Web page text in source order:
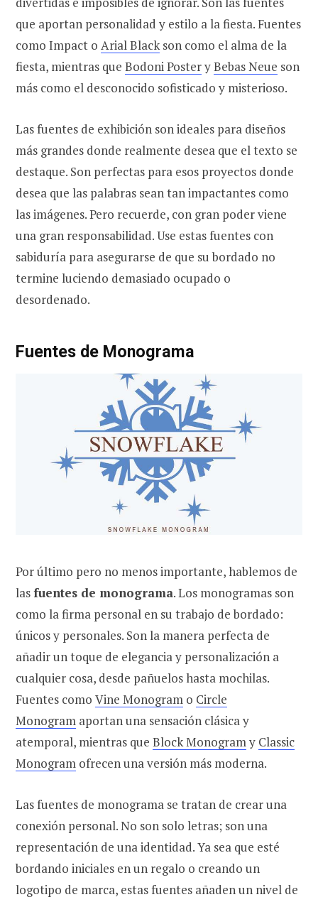
que aportan personalidad y estilo a la fiesta. Fuentes
como Impact o Arial Black son como el alma de la
fiesta, mientras que Bodoni PosteryBebas Neue son
más como el desconocido sofisticado y misterioso.
Las fuentes de exhibición son ideales para diseños
más grandes donde realmente desea que el texto se
destaque. Son perfectas para esos proyectos donde
desea que las palabras sean tan impactantes como
las imágenes. Pero recuerde, con gran poder viene
una gran responsabilidad. Use estas fuentes con
sabiduría para asegurarse de que su bordado no
termine luciendo demasiado ocupado o
desordenado.
Fuentes de Monograma
Por último pero no menos importante, hablemos de
lasfuentes de monograma. Los monogramas son
como la firma personal en su trabajo de bordado:
únicos y personales. Son la manera perfecta de
añadir un toque de elegancia y personalización a
cualquier cosa, desde pañuelos hasta mochilas.
Fuentes como Vine Monogram o Circle
Monogram aportan una sensación clásica y
atemporal, mientras que Block Monogramy Classic
Monogram ofrecen una versión más moderna.
Las fuentes de monograma se tratan de crear una
conexión personal. No son solo letras; son una
representación de una identidad. Ya sea que esté
bordando iniciales en un regalo o creando un
logotipo de marca, estas fuentes añaden un nivel de